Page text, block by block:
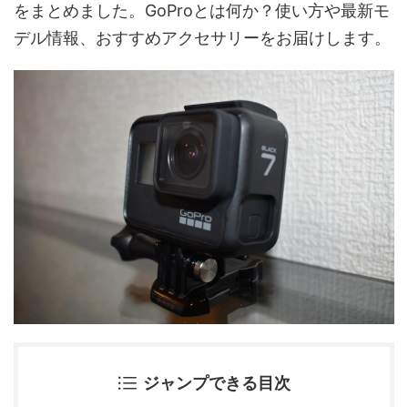
をまとめました。GoProとは何か？使い方や最新モ
デル情報、おすすめアクセサリーをお届けします。
ジャンプできる目次